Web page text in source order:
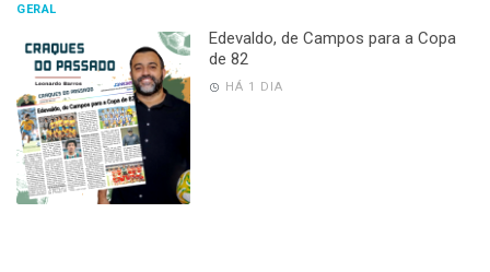
GERAL
Edevaldo, de Campos para a Copa
de 82
HÁ 1 DIA